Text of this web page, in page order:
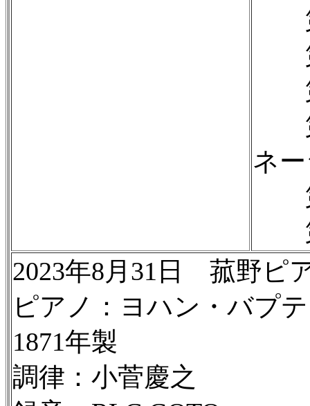
第
第
第
第
ネ
第
第
2023年8月31日 菰野ピ
ピアノ：ヨハン・バプ
1871年製
調律：小菅慶之